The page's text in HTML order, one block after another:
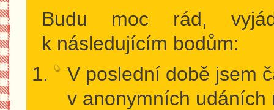
Budu moc rád,
k následujícím bodům:
V poslední době jsem
v anonymních udáních